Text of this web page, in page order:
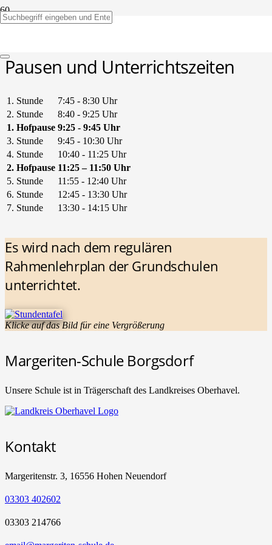
Stundentafel
Pausen und Unterrichtszeiten
1. Stunde
7:45 - 8:30 Uhr
2. Stunde
8:40 - 9:25 Uhr
1. Hofpause 9:25 - 9:45 Uhr
3. Stunde
9:45 - 10:30 Uhr
4. Stunde
10:40 - 11:25 Uhr
2. Hofpause 11:25 – 11:50 Uhr
5. Stunde
11:55 - 12:40 Uhr
6. Stunde
12:45 - 13:30 Uhr
7. Stunde
13:30 - 14:15 Uhr
Es wird nach dem regulären
Rahmenlehrplan der Grundschulen
unterrichtet.
Klicke auf das Bild für eine Vergrößerung
Margeriten-Schule Borgsdorf
Unsere Schule ist in Trägerschaft des Landkreises Oberhavel.
Kontakt
Margeritenstr. 3, 16556 Hohen Neuendorf
03303 402602
03303 214766